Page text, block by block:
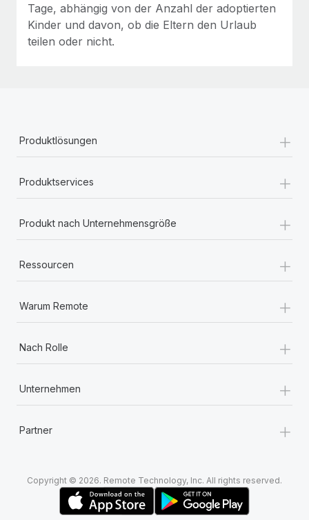
Tage, abhängig von der Anzahl der adoptierten
Kinder und davon, ob die Eltern den Urlaub
teilen oder nicht.
Produktlösungen +
Produktservices +
Produkt nach Unternehmensgröße +
Ressourcen +
Warum Remote +
Nach Rolle +
Unternehmen +
Partner +
Copyright © 2026. Remote Technology, Inc. All rights reserved.